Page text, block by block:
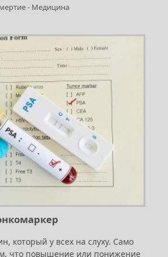
- Медицина
который у всех на слуху. Само
что повышение или понижение